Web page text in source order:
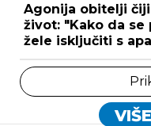
Agonija obitelji
život: "Kako da
žele isključiti s